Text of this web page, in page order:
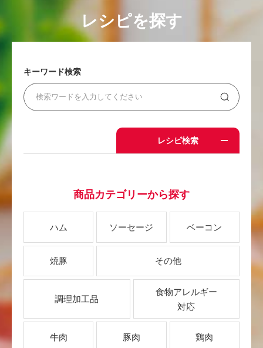
レシピを探す
キーワード検索
レシピ検索
商品カテゴリーから探す
ハム ソーセージ ベーコン
焼豚 その他
調理加工品
食物アレルギー
対応
牛肉 豚肉 鶏肉